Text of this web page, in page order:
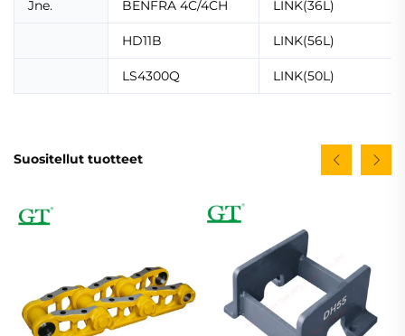
Jne. BENFRA 4C/4CH LINK(36L)
HD11B LINK(56L)
LS4300Q LINK(50L)
Suositellut tuotteet